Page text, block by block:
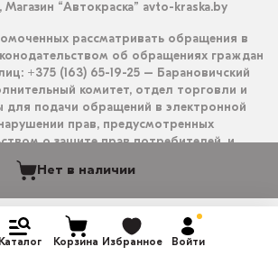
Каталог Избранное Войти
Корзина
Нет в наличии
“Автокраска” avto-kraska.by
рассматривать обращения в
об обращениях граждан
+375 (163) 65-19-25 – Барановичский
комитет, отдел торговли и
для подачи обращений в электронной
прав, предусмотренных
о защите прав потребителей, и
на них: info@avto-kraska.by и
(Viber, Telegram).